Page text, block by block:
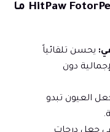
تشمل الميزات الرئيسية لـ HitPaw FotorPea ما
يحسن تلقائياً
دون
العيون تبدو